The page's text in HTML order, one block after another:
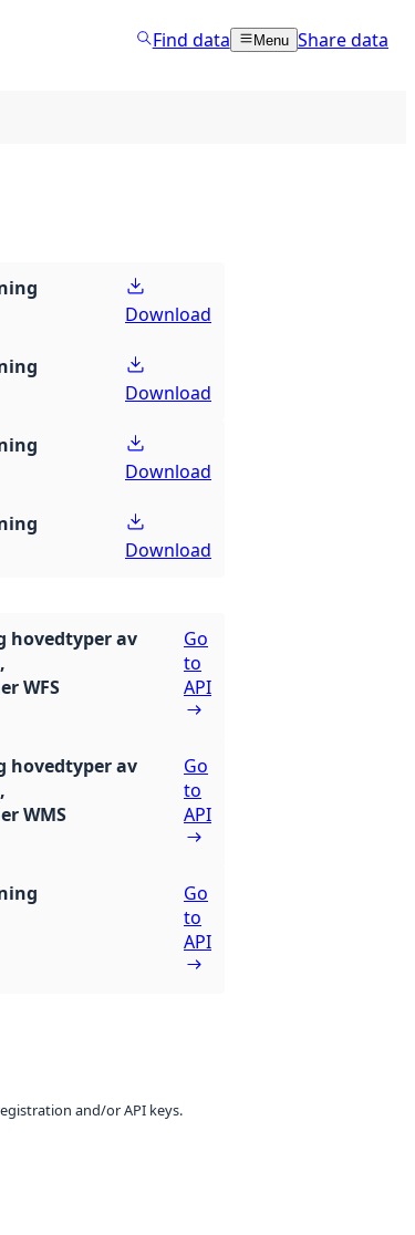
Find data Menu Share data
Download
Download
Download
Download
hovedtyper av
WFS
Go
to
API
hovedtyper av
WMS
Go
to
API
Go
to
API
and/or API keys.